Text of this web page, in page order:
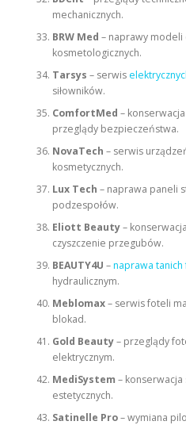
mechanicznych.
BRW Med – naprawy modeli
kosmetologicznych.
Tarsys – serwis
siłowników.
ComfortMed –
przeglądy bezpieczeństwa.
NovaTech – serwis
kosmetycznych.
Lux Tech – naprawa paneli
podzespołów.
Eliott Beauty–
czyszczenie przegubów.
BEAUTY4U –naprawa tanich
hydraulicznym.
Meblomax– serwis foteli
blokad.
Gold Beauty– przeglądy
elektrycznym.
MediSystem –
estetycznych.
Satinelle Pro– wymiana